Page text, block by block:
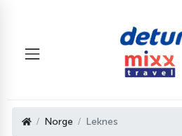
Norge Leknes